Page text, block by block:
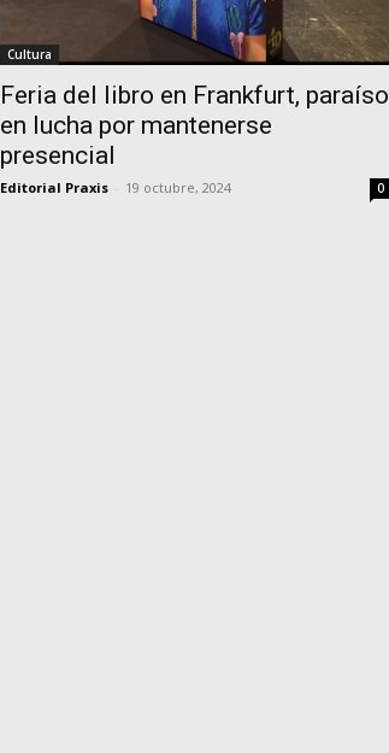
Cultura
Feria del libro en Frankfurt, paraíso
en lucha por mantenerse
presencial
Editorial Praxis 19 octubre, 2024 0